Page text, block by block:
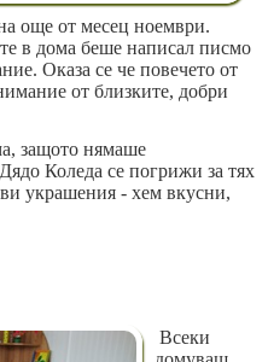
още от месец ноември.
в дома беше написал писмо
Оказа се че повечето от
от близките, добри
защото нямаше
Коледа се погрижи за тях
украшения - хем вкусни,
Всеки